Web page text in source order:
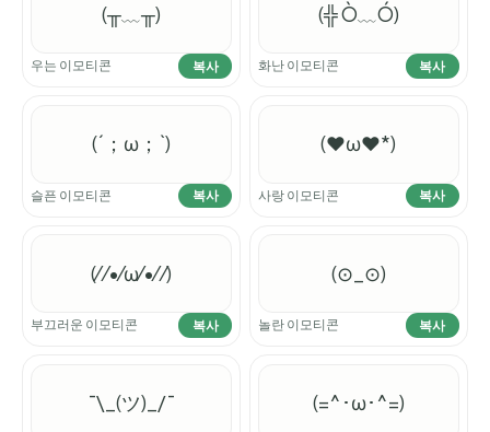
(╥﹏╥)
우는 이모티콘 복사
(╬ Ò﹏Ó)
화난 이모티콘 복사
(´；ω；`)
슬픈 이모티콘 복사
(♥ω♥*)
사랑 이모티콘 복사
(⁄ ⁄•⁄ω⁄•⁄ ⁄)
부끄러운 이모티콘 복사
(⊙_⊙)
놀란 이모티콘 복사
¯\_(ツ)_/¯ (=^･ω･^=)